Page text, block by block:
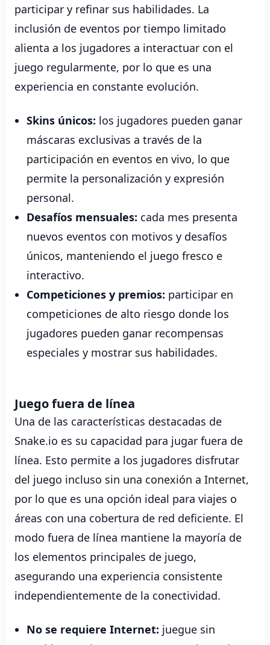
participar y refinar sus habilidades. La
inclusión de eventos por tiempo limitado
alienta a los jugadores a interactuar con el
juego regularmente, por lo que es una
experiencia en constante evolución.
Skins únicos: los jugadores pueden ganar
máscaras exclusivas a través de la
participación en eventos en vivo, lo que
permite la personalización y expresión
personal.
Desafíos mensuales: cada mes presenta
nuevos eventos con motivos y desafíos
únicos, manteniendo el juego fresco e
interactivo.
Competiciones y premios: participar en
competiciones de alto riesgo donde los
jugadores pueden ganar recompensas
especiales y mostrar sus habilidades.
Juego fuera de línea
Una de las características destacadas de
Snake.io es su capacidad para jugar fuera de
línea. Esto permite a los jugadores disfrutar
del juego incluso sin una conexión a Internet,
por lo que es una opción ideal para viajes o
áreas con una cobertura de red deficiente. El
modo fuera de línea mantiene la mayoría de
los elementos principales de juego,
asegurando una experiencia consistente
independientemente de la conectividad.
No se requiere Internet: juegue sin